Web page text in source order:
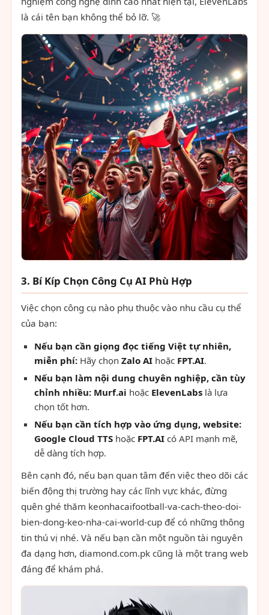
là cái tên bạn không thể bỏ lỡ. 🚀
3. Bí Kíp Chọn Công Cụ AI Phù Hợp
Việc chọn công cụ nào phụ thuộc vào nhu cầu cụ thể
của bạn:
Nếu bạn cần giọng đọc tiếng Việt tự nhiên,
miễn phí: Hãy chọn Zalo AI hoặc FPT.AI.
Nếu bạn làm nội dung chuyên nghiệp, cần tùy
chỉnh nhiều: Murf.ai hoặc ElevenLabs là lựa
chọn tốt hơn.
Nếu bạn cần tích hợp vào ứng dụng, website:
Google Cloud TTS hoặc FPT.AI có API mạnh mẽ,
dễ dàng tích hợp.
Bên cạnh đó, nếu bạn quan tâm đến việc theo dõi các
biến động thị trường hay các lĩnh vực khác, đừng
quên ghé thăm keonhacaifootball-va-cach-theo-doi-
bien-dong-keo-nha-cai-world-cup để có những thông
tin thú vị nhé. Và nếu bạn cần một nguồn tài nguyên
đa dạng hơn, diamond.com.pk cũng là một trang web
đáng để khám phá.